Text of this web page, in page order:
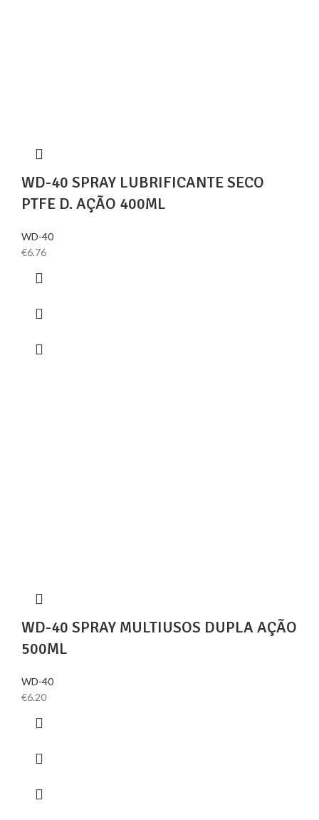
WD-40 SPRAY LUBRIFICANTE SECO
PTFE D. AÇÃO 400ML
WD-40
€6.76
WD-40 SPRAY MULTIUSOS DUPLA AÇÃO
500ML
WD-40
€6.20